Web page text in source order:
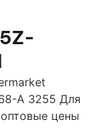
A 3255 Для
цены